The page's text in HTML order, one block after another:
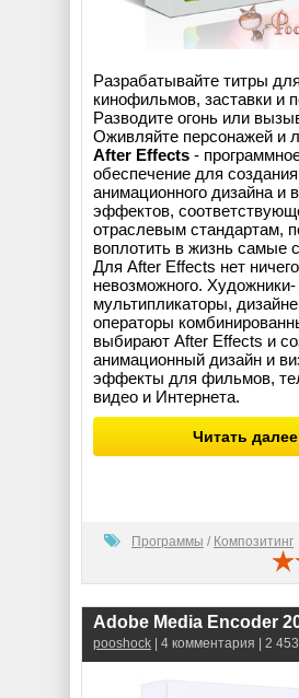
Разрабатывайте титры для
кинофильмов, заставки и
Разводите огонь или
Оживляйте персонажей и
After Effects -
обеспечение для создания
анимационного дизайна и
эффектов,
отраслевым стандартам,
воплотить в жизнь самые
Для After Effects нет ничего
невозможного. Художники-
мультипликаторы,
операторы
выбирают After Effects и
анимационный дизайн и
эффекты для фильмов,
видео и Интернета.
Читать далее
Программы / Композитинг
pooshock | 4 комментария | 2